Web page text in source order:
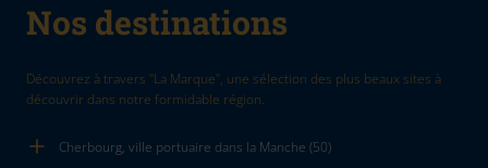
Nos destinations
Découvrez à travers "La Marque", une sélection des plus beaux sites à
découvrir dans notre formidable région.
Cherbourg, ville portuaire dans la Manche (50)